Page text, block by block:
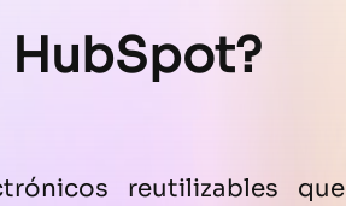
HubSpot?
reutilizables que